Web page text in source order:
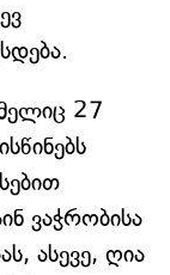
27
ვაჭრობისა
ასევე, ღია